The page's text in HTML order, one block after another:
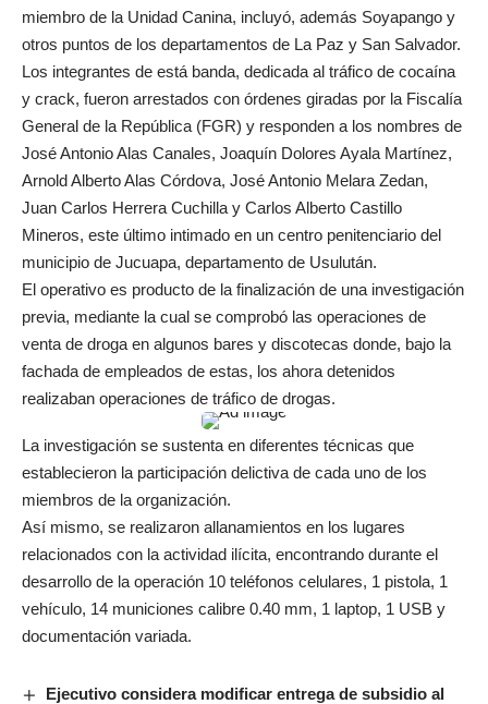
miembro de la Unidad Canina, incluyó, además Soyapango y
otros puntos de los departamentos de La Paz y San Salvador.
Los integrantes de está banda, dedicada al tráfico de cocaína
y crack, fueron arrestados con órdenes giradas por la Fiscalía
General de la República (FGR) y responden a los nombres de
José Antonio Alas Canales, Joaquín Dolores Ayala Martínez,
Arnold Alberto Alas Córdova, José Antonio Melara Zedan,
Juan Carlos Herrera Cuchilla y Carlos Alberto Castillo
Mineros, este último intimado en un centro penitenciario del
municipio de Jucuapa, departamento de Usulután.
El operativo es producto de la finalización de una investigación
previa, mediante la cual se comprobó las operaciones de
venta de droga en algunos bares y discotecas donde, bajo la
fachada de empleados de estas, los ahora detenidos
realizaban operaciones de tráfico de drogas.
La investigación se sustenta en diferentes técnicas que
establecieron la participación delictiva de cada uno de los
miembros de la organización.
Así mismo, se realizaron allanamientos en los lugares
relacionados con la actividad ilícita, encontrando durante el
desarrollo de la operación 10 teléfonos celulares, 1 pistola, 1
vehículo, 14 municiones calibre 0.40 mm, 1 laptop, 1 USB y
documentación variada.
Ejecutivo considera modificar entrega de subsidio al